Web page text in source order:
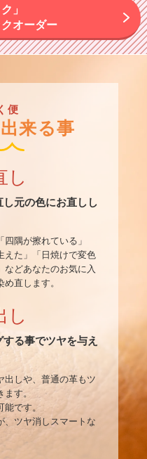
」
オーダー
便
来る事
し
元の色にお直しし
隅が擦れている」
えた」「日焼けで変色
などあなたのお気に入
直します。
し
る事でツヤを与え
出しや、普通の革もツ
す。
です。
、ツヤ消しスマートな